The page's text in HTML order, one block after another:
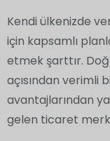
Kendi ülkenizde
için kapsamlı
etmek şarttır.
açısından verimli
avantajlarından
gelen ticaret